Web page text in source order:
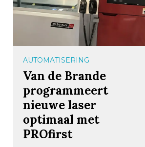
AUTOMATISERING
Van de Brande
programmeert
nieuwe laser
optimaal met
PROfirst